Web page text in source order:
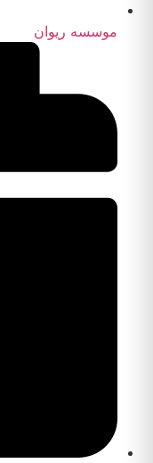
موسسه ریوان